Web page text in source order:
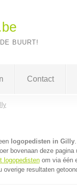
BUURT!
Contact
logopedisten in Gilly
bovenaan deze
logopedistenom via één
overige resultaten